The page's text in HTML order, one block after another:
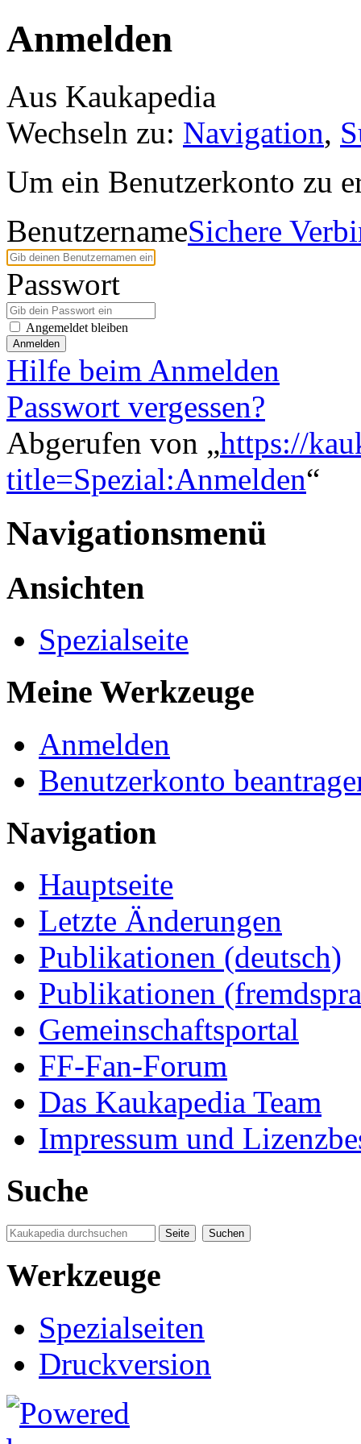
Anmelden
Aus Kaukapedia
Wechseln zu: Navigation,
Um ein Benutzerkonto zu
BenutzernameSichere
Passwort
Angemeldet bleiben
Anmelden
Hilfe beim Anmelden
Passwort vergessen?
Abgerufen von „https://
title=Spezial:Anmelden“
Navigationsmenü
Ansichten
Spezialseite
Meine Werkzeuge
Anmelden
Benutzerkonto
Navigation
Hauptseite
Letzte Änderungen
Publikationen (deutsch)
Publikationen
Gemeinschaftsportal
FF-Fan-Forum
Das Kaukapedia Team
Impressum und
Suche
Werkzeuge
Spezialseiten
Druckversion